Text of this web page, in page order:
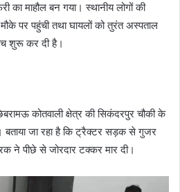
माहौल बन गया। स्थानीय लोगों की
पर पहुंची तथा घायलों को तुरंत अस्पताल
शुरू कर दी है।
कोतवाली क्षेत्र की सिकंदरपुर चौकी के
जा रहा है कि ट्रैक्टर सड़क से गुजर
ने पीछे से जोरदार टक्कर मार दी।